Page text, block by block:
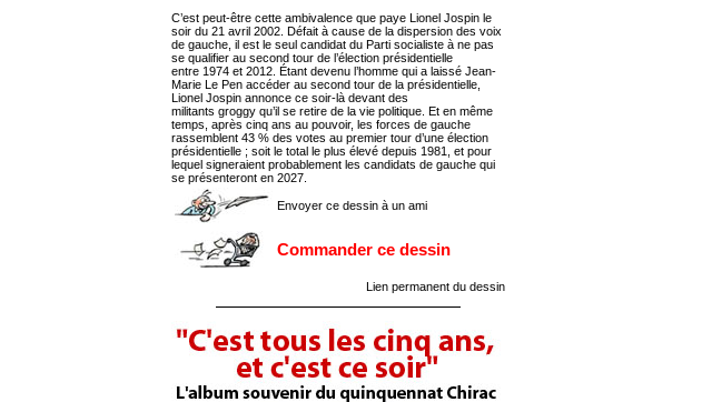
C’est peut-être cette ambivalence que paye Lionel Jospin le
soir du 21 avril 2002. Défait à cause de la dispersion des voix
de gauche, il est le seul candidat du Parti socialiste à ne pas
se qualifier au second tour de l’élection présidentielle
entre 1974 et 2012. Étant devenu l’homme qui a laissé Jean-
Marie Le Pen accéder au second tour de la présidentielle,
Lionel Jospin annonce ce soir-là devant des
militants groggy qu’il se retire de la vie politique. Et en même
temps, après cinq ans au pouvoir, les forces de gauche
rassemblent 43 % des votes au premier tour d’une élection
présidentielle ; soit le total le plus élevé depuis 1981, et pour
lequel signeraient probablement les candidats de gauche qui
se présenteront en 2027.
Envoyer ce dessin à un ami
Commander ce dessin
Lien permanent du dessin